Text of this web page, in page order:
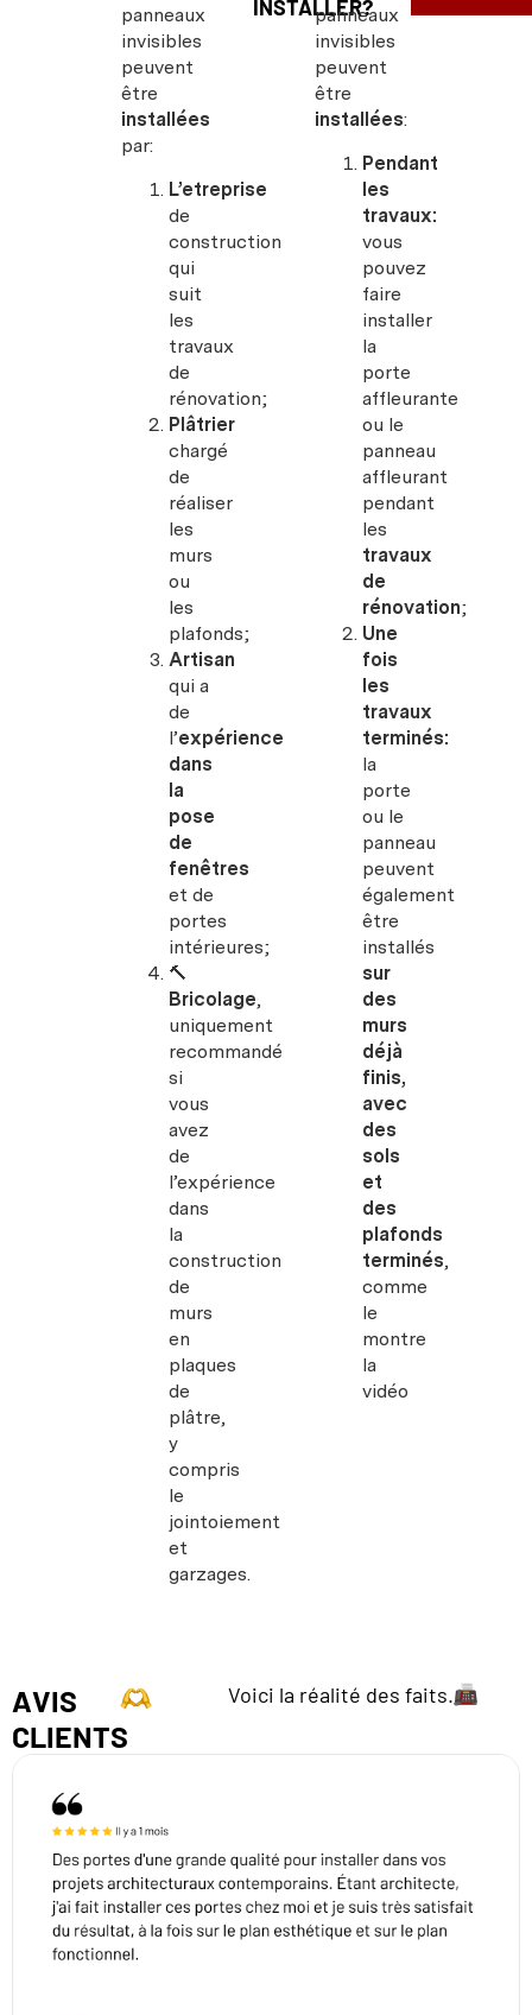
panneaux
invisibles
peuvent
être
installées
par:
L’etreprise
de
construction
qui
suit
les
travaux
de
rénovation;
Plâtrier
chargé
de
réaliser
les
murs
ou
les
plafonds;
Artisan
qui a
de
l’expérience
dans
la
pose
de
fenêtres
et de
portes
intérieures;
🔨
Bricolage,
uniquement
recommandé
si
vous
avez
de
l’expérience
dans
la
construction
de
murs
en
plaques
de
plâtre,
y
compris
le
jointoiement
et
garzages.
INSTALLER?
panneaux
invisibles
peuvent
être
installées:
Pendant
les
travaux:
vous
pouvez
faire
installer
la
porte
affleurante
ou le
panneau
affleurant
pendant
les
travaux
de
rénovation;
Une
fois
les
travaux
terminés:
la
porte
ou le
panneau
peuvent
également
être
installés
sur
des
murs
déjà
finis,
avec
des
sols
et
des
plafonds
terminés,
comme
le
montre
la
vidéo
AVIS
CLIENTS
Voici la réalité des faits.